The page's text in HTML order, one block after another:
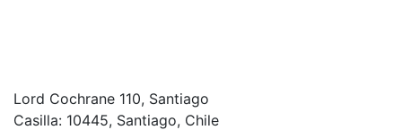
Lord Cochrane 110, Santiago
Casilla: 10445, Santiago, Chile